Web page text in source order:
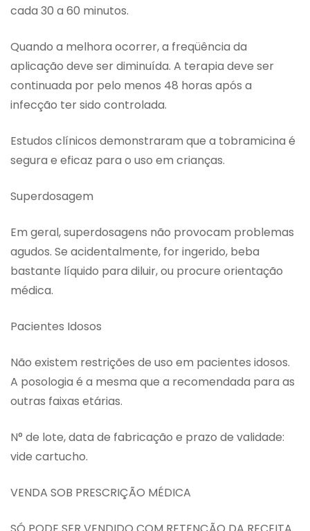
cada 30 a 60 minutos.
Quando a melhora ocorrer, a freqüência da
aplicação deve ser diminuída. A terapia deve ser
continuada por pelo menos 48 horas após a
infecção ter sido controlada.
Estudos clínicos demonstraram que a tobramicina é
segura e eficaz para o uso em crianças.
Superdosagem
Em geral, superdosagens não provocam problemas
agudos. Se acidentalmente, for ingerido, beba
bastante líquido para diluir, ou procure orientação
médica.
Pacientes Idosos
Não existem restrições de uso em pacientes idosos.
A posologia é a mesma que a recomendada para as
outras faixas etárias.
N° de lote, data de fabricação e prazo de validade:
vide cartucho.
VENDA SOB PRESCRIÇÃO MÉDICA